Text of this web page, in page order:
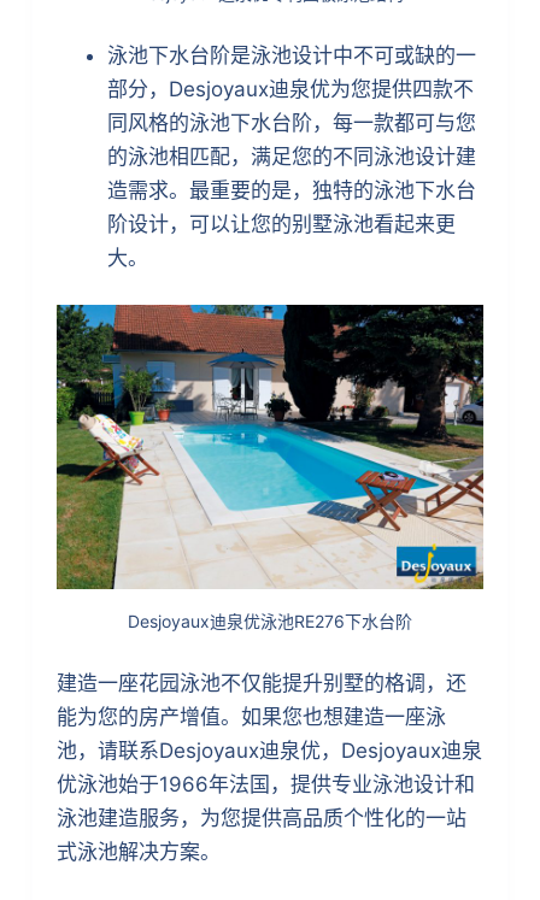
泳池下水台阶是泳池设计中不可或缺的一
部分，Desjoyaux迪泉优为您提供四款不
同风格的泳池下水台阶，每一款都可与您
的泳池相匹配，满足您的不同泳池设计建
造需求。最重要的是，独特的泳池下水台
阶设计，可以让您的别墅泳池看起来更
大。
Desjoyaux迪泉优泳池RE276下水台阶
建造一座花园泳池不仅能提升别墅的格调，还
能为您的房产增值。如果您也想建造一座泳
池，请联系Desjoyaux迪泉优，Desjoyaux迪泉
优泳池始于1966年法国，提供专业泳池设计和
泳池建造服务，为您提供高品质个性化的一站
式泳池解决方案。